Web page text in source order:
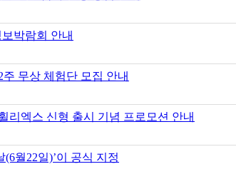
박람회 안내
무상 체험단 모집 안내
리엑스 신형 출시 기념 프로모션 안내
월22일)’이 공식 지정